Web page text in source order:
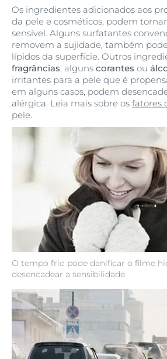
O tempo frio pode danificar o filme
desencadear a sensibilidade.
Os ingredientes adicionados aos
da pele e cosméticos, podem
sensível. Alguns surfatantes
removem a sujidade, também
lípidos da superfície. Outros
fragrâncias , alguns corantes ou
irritantes para a pele que é
em alguns casos, podem
alérgica. Leia mais sobre os fatores
pele